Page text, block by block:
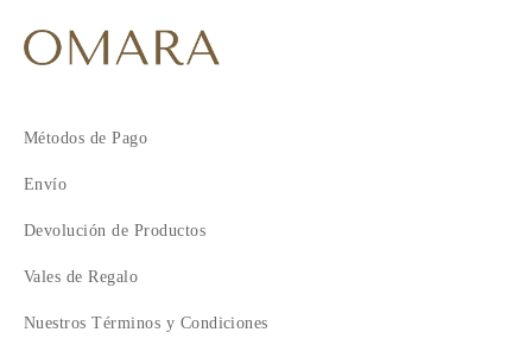
Métodos de Pago
Envío
Devolución de Productos
Vales de Regalo
Nuestros Términos y Condiciones